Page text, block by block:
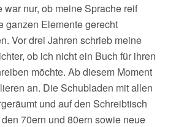
war nur, ob meine Sprache reif
ganzen Elemente gerecht
Vor drei Jahren schrieb meine
ob ich nicht ein Buch für ihren
möchte. Ab diesem Moment
an. Die Schubladen mit allen
und auf den Schreibtisch
70ern und 80ern sowie neue